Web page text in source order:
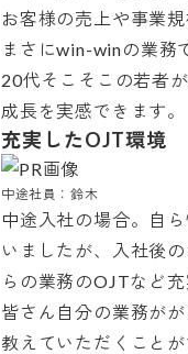
お客様の売上や事業
まさにwin-winの業務
20代そこそこの若者
充実したOJT環境
中途社員：鈴木
中途入社の場合。自
いましたが、入社後
らの業務のOJTなど
皆さん自分の業務が
教えていただくことが